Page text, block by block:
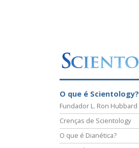
O que é Scientology?
Fundador L. Ron Hubbard
Crenças de Scientology
O que é Dianética?